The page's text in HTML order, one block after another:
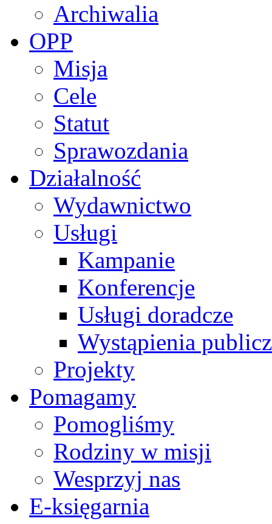
Archiwalia
OPP
Misja
Cele
Statut
Sprawozdania
Działalność
Wydawnictwo
Usługi
Kampanie
Konferencje
Usługi doradcze
Wystąpienia
Projekty
Pomagamy
Pomogliśmy
Rodziny w misji
Wesprzyj nas
E-księgarnia